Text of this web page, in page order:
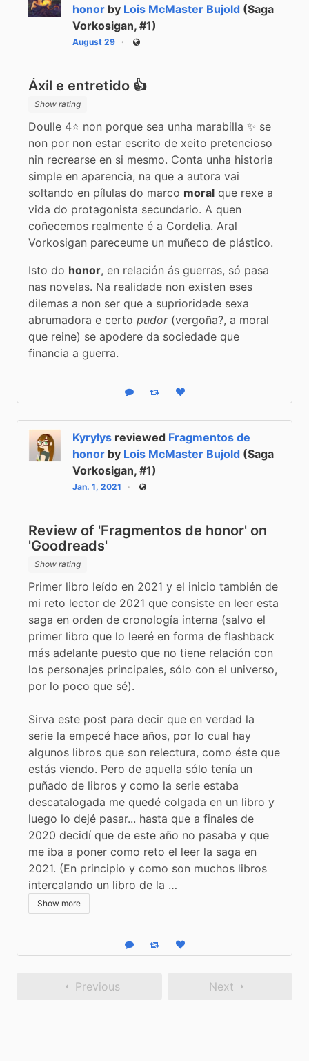
honor by Lois McMaster Bujold (Saga
Vorkosigan, #1)
August 29 Public
Áxil e entretido 👍
Show rating
Doulle 4⭐ non porque sea unha marabilla ✨ se
non por non estar escrito de xeito pretencioso
nin recrearse en si mesmo. Conta unha historia
simple en aparencia, na que a autora vai
soltando en pílulas do marco moral que rexe a
vida do protagonista secundario. A quen
coñecemos realmente é a Cordelia. Aral
Vorkosigan pareceume un muñeco de plástico.
Isto do honor, en relación ás guerras, só pasa
nas novelas. Na realidade non existen eses
dilemas a non ser que a suprioridade sexa
abrumadora e certo pudor (vergoña?, a moral
que reine) se apodere da sociedade que
financia a guerra.
Reply Boost statusLike status
Kyrylys reviewed Fragmentos de
honor by Lois McMaster Bujold (Saga
Vorkosigan, #1)
Jan. 1, 2021 Public
Review of 'Fragmentos de honor' on
'Goodreads'
Show rating
Primer libro leído en 2021 y el inicio también de
mi reto lector de 2021 que consiste en leer esta
saga en orden de cronología interna (salvo el
primer libro que lo leeré en forma de flashback
más adelante puesto que no tiene relación con
los personajes principales, sólo con el universo,
por lo poco que sé).
Sirva este post para decir que en verdad la
serie la empecé hace años, por lo cual hay
algunos libros que son relectura, como éste que
estás viendo. Pero de aquella sólo tenía un
puñado de libros y como la serie estaba
descatalogada me quedé colgada en un libro y
luego lo dejé pasar... hasta que a finales de
2020 decidí que de este año no pasaba y que
me iba a poner como reto el leer la saga en
2021. (En principio y como son muchos libros
intercalando un libro de la …
Show more
Reply Boost statusLike status
Previous Next